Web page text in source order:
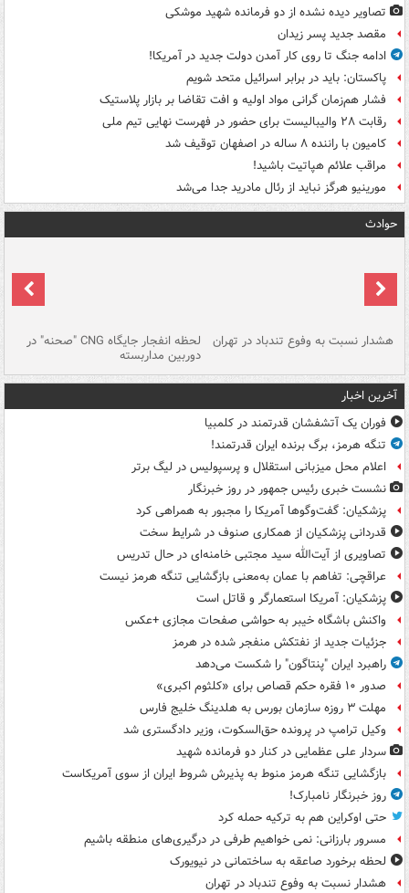
تصاویر دیده‌ نشده از دو فرمانده شهید موشکی
مقصد جدید پسر زیدان
ادامه جنگ تا روی کار آمدن دولت جدید در آمریکا!
پاکستان: باید در برابر اسرائیل متحد شویم
فشار هم‌زمان گرانی مواد اولیه و افت تقاضا بر بازار پلاستیک
رقابت ۲۸ والیبالیست برای حضور در فهرست نهایی تیم ملی
کامیون با راننده ۸ ساله در اصفهان توقیف شد
مراقب علائم هپاتیت باشید!
مورینیو هرگز نباید از رئال مادرید جدا می‌شد
حوادث
هشدار نسبت به وفوع تندباد در تهران لحظه انفجار جایگاه CNG "صحنه" در
دوربین مداربسته
آخرین اخبار
فوران یک آتشفشان قدرتمند در کلمبیا
تنگه هرمز، برگ برنده ایران قدرتمند!
اعلام محل میزبانی استقلال و پرسپولیس در لیگ برتر
نشست خبری رئیس جمهور در روز خبرنگار
پزشکیان: گفت‌وگوها آمریکا را مجبور به همراهی کرد
قدردانی پزشکیان از همکاری صنوف در شرایط سخت
تصاویری از آیت‌الله سید مجتبی خامنه‌ای در حال تدریس
عراقچی: تفاهم با عمان به‌معنی بازگشایی تنگه هرمز نیست
پزشکیان: آمریکا استعمارگر و قاتل است
واکنش باشگاه خیبر به حواشی صفحات مجازی +عکس
جزئیات جدید از نفتکش منفجر شده در هرمز
راهبرد ایران "پنتاگون" را شکست می‌دهد
صدور ۱۰ فقره حکم قصاص برای «کلثوم اکبری»
مهلت ۳ روزه سازمان بورس به هلدینگ خلیج فارس
وکیل ترامپ در پرونده حق‌السکوت، وزیر دادگستری شد
سردار علی عظمایی در کنار دو فرمانده شهید
بازگشایی تنگه هرمز منوط به پذیرش شروط ایران از سوی آمریکاست
روز خبرنگار نامبارک!
حتی اوکراین هم به ترکیه حمله کرد
مسرور بارزانی: نمی خواهیم طرفی در درگیری‌های منطقه باشیم
لحظه برخورد صاعقه به ساختمانی در نیویورک
هشدار نسبت به وفوع تندباد در تهران